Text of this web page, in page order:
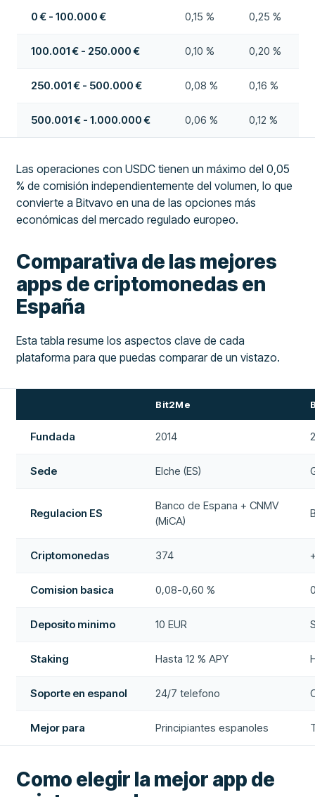
0 € - 100.000 € 0,15 % 0,25 %
100.001 € - 250.000 € 0,10 % 0,20 %
250.001 € - 500.000 € 0,08 % 0,16 %
500.001 € - 1.000.000 € 0,06 % 0,12 %
Las operaciones con USDC tienen un máximo del 0,05
% de comisión independientemente del volumen, lo que
convierte a Bitvavo en una de las opciones más
económicas del mercado regulado europeo.
Comparativa de las mejores
apps de criptomonedas en
España
Esta tabla resume los aspectos clave de cada
plataforma para que puedas comparar de un vistazo.
Bit2Me
Fundada 2014
Sede Elche (ES)
Regulacion ES
Banco de Espana + CNMV
(MiCA)
Criptomonedas 374
Comision basica 0,08-0,60 %
Deposito minimo 10 EUR
Staking Hasta 12 % APY
Soporte en espanol 24/7 telefono
Mejor para Principiantes espanoles
Como elegir la mejor app de